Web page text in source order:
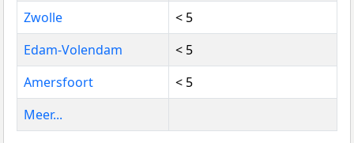
Zwolle
< 5
Edam-Volendam
< 5
Amersfoort
< 5
Meer...